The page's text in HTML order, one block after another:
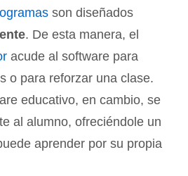
son diseñados
. De esta manera, el
acude al software para
o para reforzar una clase.
educativo, en cambio, se
al alumno, ofreciéndole un
aprender por su propia